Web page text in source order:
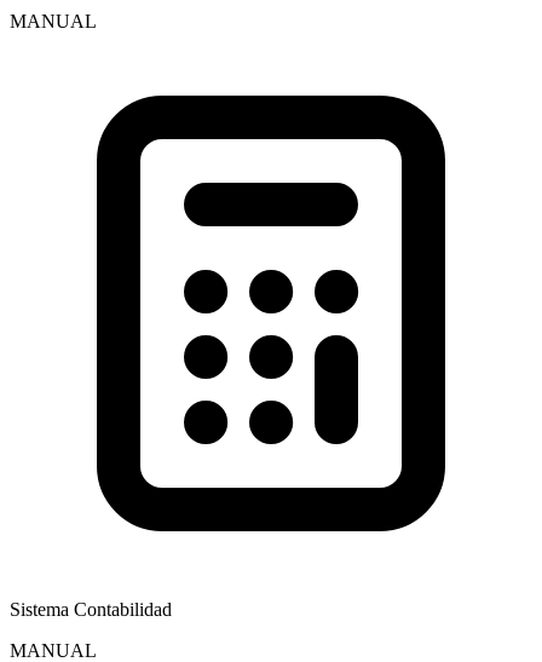
MANUAL
Sistema Contabilidad
MANUAL